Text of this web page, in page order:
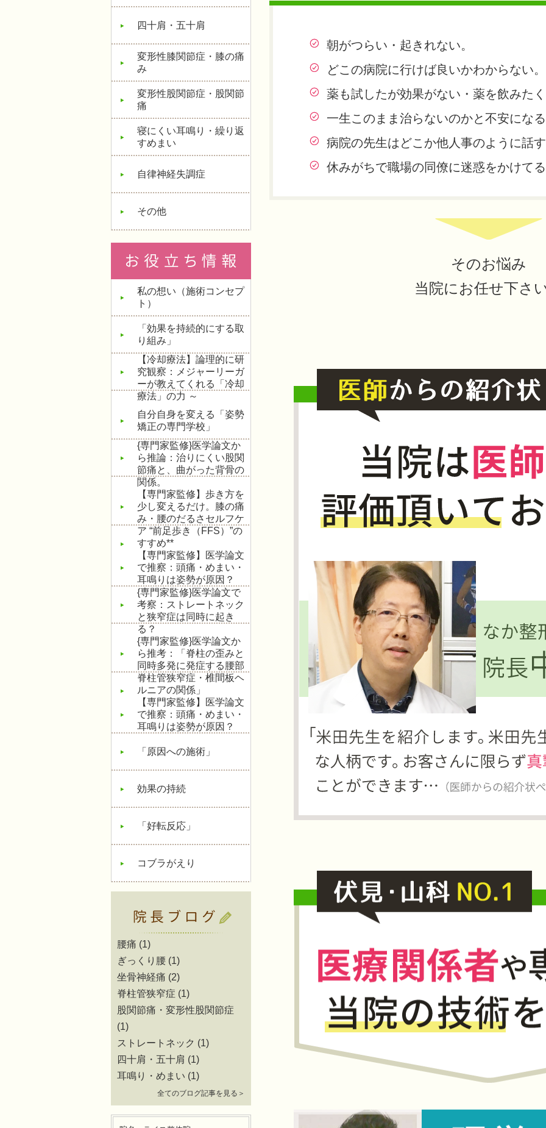
四十肩・五十肩
変形性膝関節症・膝の痛
み
変形性股関節症・股関節
痛
寝にくい耳鳴り・繰り返
すめまい
自律神経失調症
その他
私の想い（施術コンセプ
ト）
「効果を持続的にする取
り組み」
【冷却療法】論理的に研
究観察：メジャーリーガ
ーが教えてくれる「冷却
療法」の力 ～
自分自身を変える「姿勢
矯正の専門学校」
{専門家監修}医学論文か
ら推論：治りにくい股関
節痛と、曲がった背骨の
関係。
【専門家監修】歩き方を
少し変えるだけ。膝の痛
み・腰のだるさセルフケ
ア “前足歩き（FFS）”の
すすめ**
【専門家監修】医学論文
で推察：頭痛・めまい・
耳鳴りは姿勢が原因？
{専門家監修}医学論文で
考察：ストレートネック
と狭窄症は同時に起き
る？
{専門家監修}医学論文か
ら推考：「脊柱の歪みと
同時多発に発症する腰部
脊柱管狭窄症・椎間板ヘ
ルニアの関係」
【専門家監修】医学論文
で推察：頭痛・めまい・
耳鳴りは姿勢が原因？
「原因への施術」
効果の持続
「好転反応」
コブラがえり
腰痛 (1)
ぎっくり腰 (1)
坐骨神経痛 (2)
脊柱管狭窄症 (1)
股関節痛・変形性股関節症
(1)
ストレートネック (1)
四十肩・五十肩 (1)
耳鳴り・めまい (1)
全てのブログ記事を見る＞
朝がつらい・起きれない。
どこの病院に行けば良いかわからない。
薬も試したが効果がない・薬を飲みた
一生このまま治らないのかと不安にな
病院の先生はどこか他人事のように話
休みがちで職場の同僚に迷惑をかけて
そのお悩み
当院にお任せ下さ